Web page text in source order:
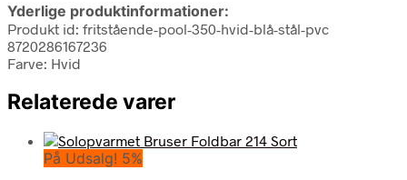
Yderlige produktinformationer:
Produkt id: fritstående-pool-350-hvid-blå-stål-pvc
8720286167236
Farve: Hvid
Relaterede varer
På Udsalg! 5%